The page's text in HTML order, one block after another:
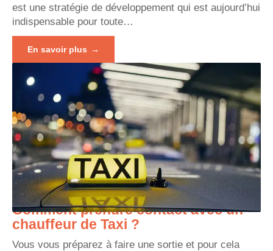
est une stratégie de développement qui est aujourd’hui
indispensable pour toute…
En savoir plus
Comment prendre contact avec un
chauffeur de Taxi ?
Vous vous préparez à faire une sortie et pour cela